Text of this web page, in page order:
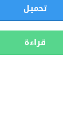
تحميل
قراءة